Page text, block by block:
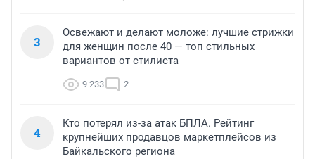
3
Освежают и делают моложе: лучшие стрижки
для женщин после 40 — топ стильных
вариантов от стилиста
9 233 2
4
Кто потерял из-за атак БПЛА. Рейтинг
крупнейших продавцов маркетплейсов из
Байкальского региона